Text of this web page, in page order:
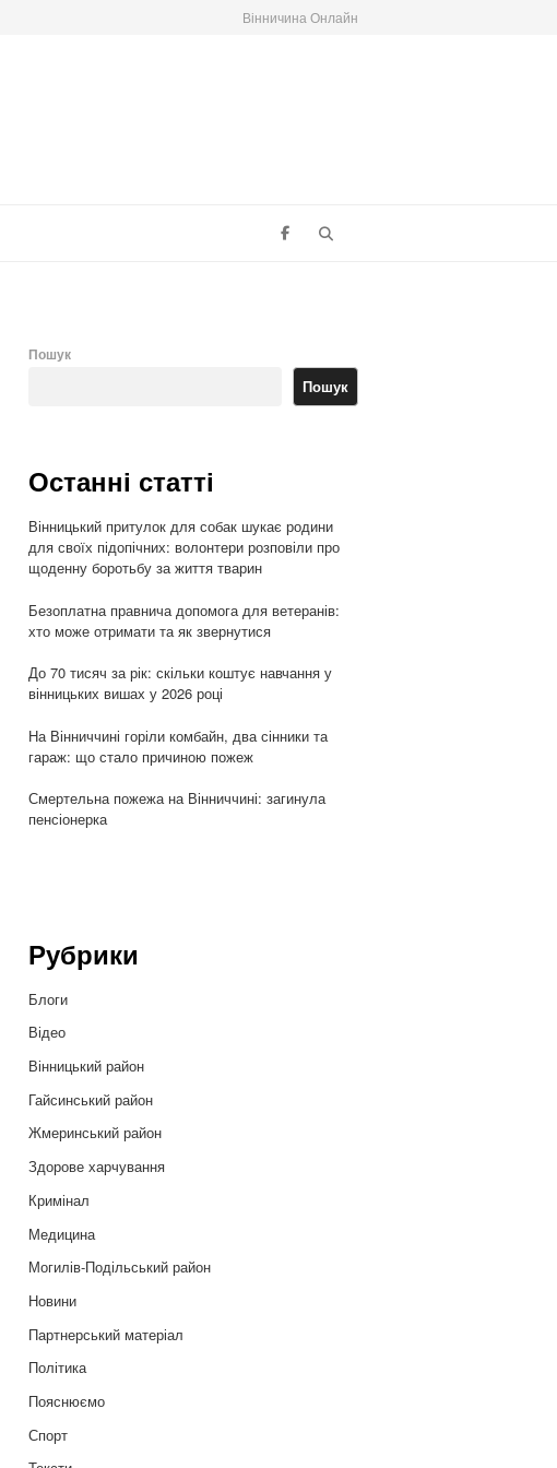
Вінничина Онлайн
Пошук
Пошук
Останні статті
Вінницький притулок для собак шукає родини
для своїх підопічних: волонтери розповіли про
щоденну боротьбу за життя тварин
Безоплатна правнича допомога для ветеранів:
хто може отримати та як звернутися
До 70 тисяч за рік: скільки коштує навчання у
вінницьких вишах у 2026 році
На Вінниччині горіли комбайн, два сінники та
гараж: що стало причиною пожеж
Смертельна пожежа на Вінниччині: загинула
пенсіонерка
Рубрики
Блоги
Відео
Вінницький район
Гайсинський район
Жмеринський район
Здорове харчування
Кримінал
Медицина
Могилів-Подільський район
Новини
Партнерський матеріал
Політика
Пояснюємо
Спорт